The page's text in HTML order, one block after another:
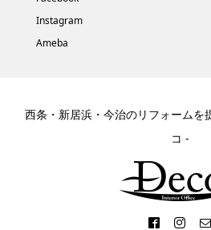
Instagram
Ameba
西条・新居浜・今治のリフォームを
コ -